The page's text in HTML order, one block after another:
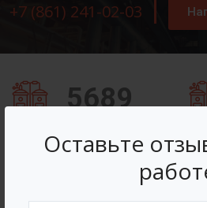
Оставьте
+7 (861) 241-02-03
5689